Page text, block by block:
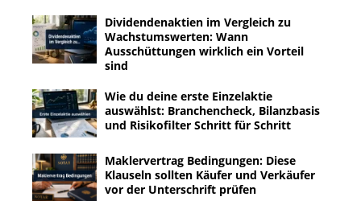
Dividendenaktien im Vergleich zu
Wachstumswerten: Wann
Ausschüttungen wirklich ein Vorteil
sind
Wie du deine erste Einzelaktie
auswählst: Branchencheck, Bilanzbasis
und Risikofilter Schritt für Schritt
Maklervertrag Bedingungen: Diese
Klauseln sollten Käufer und Verkäufer
vor der Unterschrift prüfen